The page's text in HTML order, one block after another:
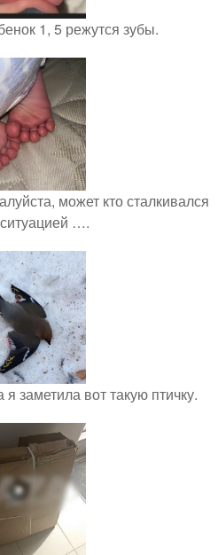
1, 5 режутся зубы.
может кто сталкивался
….
заметила вот такую птичку.